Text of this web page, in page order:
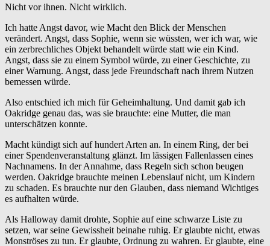
Nicht vor ihnen. Nicht wirklich.
Ich hatte Angst davor, wie Macht den Blick der Menschen
verändert. Angst, dass Sophie, wenn sie wüssten, wer ich war, wie
ein zerbrechliches Objekt behandelt würde statt wie ein Kind.
Angst, dass sie zu einem Symbol würde, zu einer Geschichte, zu
einer Warnung. Angst, dass jede Freundschaft nach ihrem Nutzen
bemessen würde.
Also entschied ich mich für Geheimhaltung. Und damit gab ich
Oakridge genau das, was sie brauchte: eine Mutter, die man
unterschätzen konnte.
Macht kündigt sich auf hundert Arten an. In einem Ring, der bei
einer Spendenveranstaltung glänzt. Im lässigen Fallenlassen eines
Nachnamens. In der Annahme, dass Regeln sich schon beugen
werden. Oakridge brauchte meinen Lebenslauf nicht, um Kindern
zu schaden. Es brauchte nur den Glauben, dass niemand Wichtiges
es aufhalten würde.
Als Halloway damit drohte, Sophie auf eine schwarze Liste zu
setzen, war seine Gewissheit beinahe ruhig. Er glaubte nicht, etwas
Monströses zu tun. Er glaubte, Ordnung zu wahren. Er glaubte, eine